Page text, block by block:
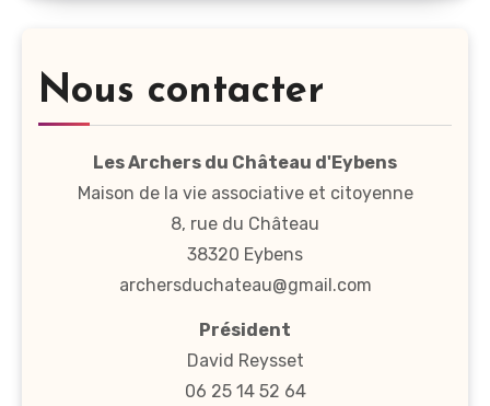
Nous contacter
Les Archers du Château d'Eybens
Maison de la vie associative et citoyenne
8, rue du Château
38320 Eybens
archersduchateau@gmail.com
Président
David Reysset
06 25 14 52 64